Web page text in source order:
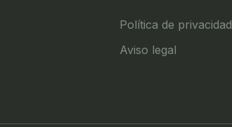
Política de privacidad
Aviso legal